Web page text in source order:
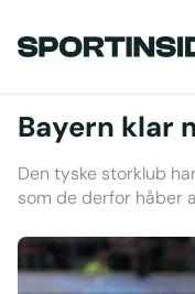
Bayern klar
Den tyske storklub
som de derfor håber